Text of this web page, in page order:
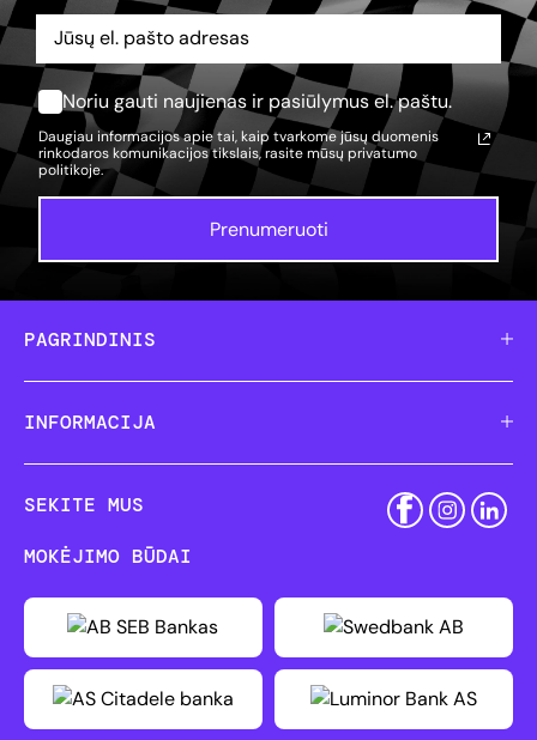
Noriu gauti naujienas ir pasiūlymus el. paštu.
Daugiau informacijos apie tai, kaip tvarkome jūsų duomenis
rinkodaros komunikacijos tikslais, rasite mūsų privatumo
politikoje.
Prenumeruoti
PAGRINDINIS
INFORMACIJA
SEKITE MUS
MOKĖJIMO BŪDAI